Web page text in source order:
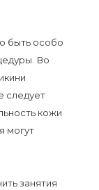
быть особо
Во
следует
кожи
могут
занятия